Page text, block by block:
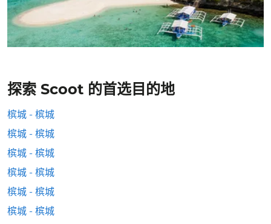
探索 Scoot 的首选目的地
槟城 - 槟城
槟城 - 槟城
槟城 - 槟城
槟城 - 槟城
槟城 - 槟城
槟城 - 槟城